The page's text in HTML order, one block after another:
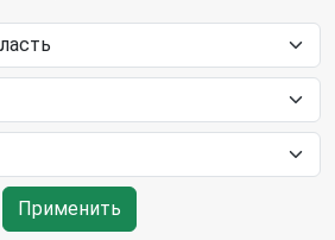
Применить